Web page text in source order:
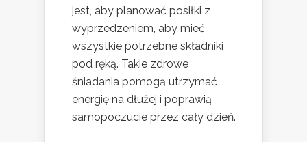
jest, aby planować posiłki z
wyprzedzeniem, aby mieć
wszystkie potrzebne składniki
pod ręką. Takie zdrowe
śniadania pomogą utrzymać
energię na dłużej i poprawią
samopoczucie przez cały dzień.